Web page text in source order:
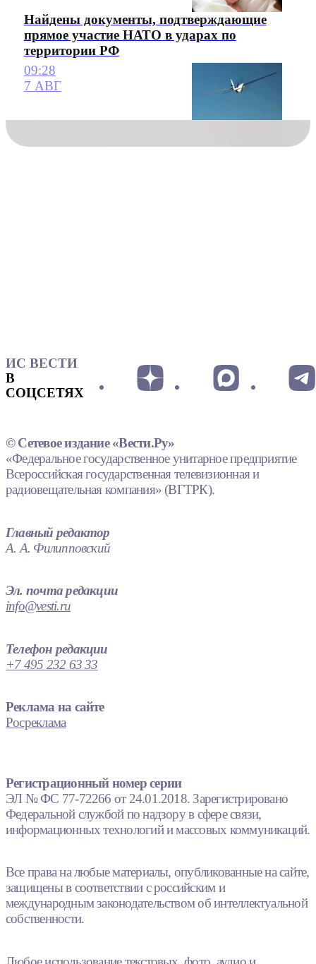
Найдены документы, подтверждающие
прямое участие НАТО в ударах по
территории РФ
09:28
7 АВГ
ИС ВЕСТИ
В
СОЦСЕТЯХ
© Сетевое издание «Вести.Ру»
«Федеральное государственное унитарное предприятие
Всероссийская государственная телевизионная и
радиовещательная компания» (ВГТРК).
Главный редактор
А. А. Филипповский
Эл. почта редакции
info@vesti.ru
Телефон редакции
+7 495 232 63 33
Реклама на сайте
Росреклама
Регистрационный номер серии
ЭЛ № ФС 77-72266 от 24.01.2018. Зарегистрировано
Федеральной службой по надзору в сфере связи,
информационных технологий и массовых коммуникаций.
Все права на любые материалы, опубликованные на сайте,
защищены в соответствии с российским и
международным законодательством об интеллектуальной
собственности.